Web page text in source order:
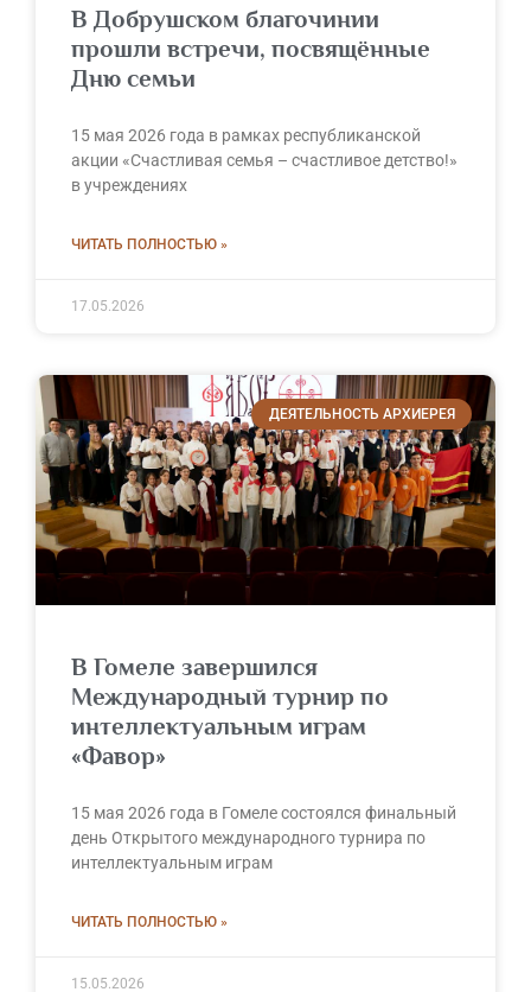
В Добрушском благочинии
прошли встречи, посвящённые
Дню семьи
15 мая 2026 года в рамках республиканской
акции «Счастливая семья – счастливое детство!»
в учреждениях
ЧИТАТЬ ПОЛНОСТЬЮ »
17.05.2026
ДЕЯТЕЛЬНОСТЬ АРХИЕРЕЯ
В Гомеле завершился
Международный турнир по
интеллектуальным играм
«Фавор»
15 мая 2026 года в Гомеле состоялся финальный
день Открытого международного турнира по
интеллектуальным играм
ЧИТАТЬ ПОЛНОСТЬЮ »
15.05.2026